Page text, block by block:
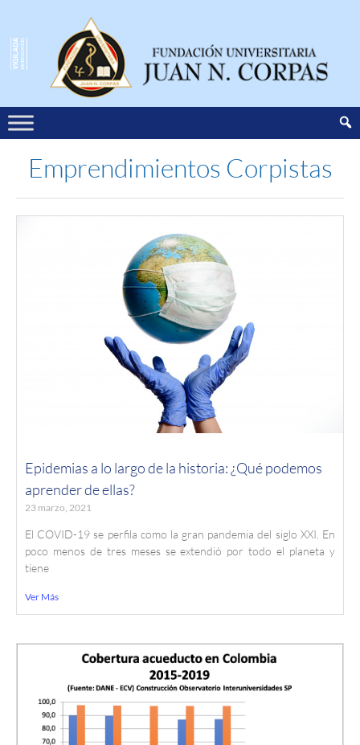
Emprendimientos Corpistas
Epidemias a lo largo de la historia: ¿Qué podemos
aprender de ellas?
23 marzo, 2021
El COVID-19 se perfila como la gran pandemia del siglo XXI. En
poco menos de tres meses se extendió por todo el planeta y
tiene
Ver Más